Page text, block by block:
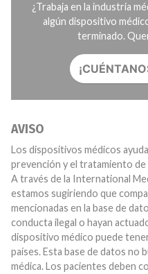
¿Trabaja en la industria
algún dispositivo
terminado.
AVISO
Los dispositivos médicos
prevención y el tratamiento
A través de la International
estamos sugiriendo que
mencionadas en la base de
conducta ilegal o hayan
dispositivo médico puede
países. Esta base de datos no
médica. Los pacientes deben